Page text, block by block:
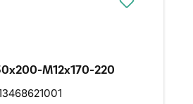
M12x170-220